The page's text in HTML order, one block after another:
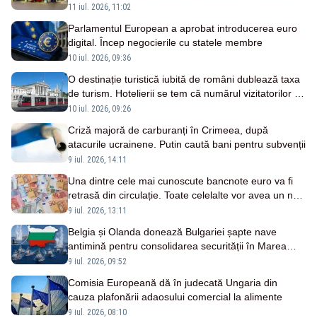
11 iul. 2026, 11:02
Parlamentul European a aprobat introducerea euro
digital. Încep negocierile cu statele membre
10 iul. 2026, 09:36
O destinație turistică iubită de români dublează taxa
de turism. Hotelierii se tem că numărul vizitatorilor va
scădea
10 iul. 2026, 09:26
Criză majoră de carburanți în Crimeea, după
atacurile ucrainene. Putin caută bani pentru subvenții
9 iul. 2026, 14:11
Una dintre cele mai cunoscute bancnote euro va fi
retrasă din circulație. Toate celelalte vor avea un nou
aspect
9 iul. 2026, 13:11
Belgia și Olanda donează Bulgariei șapte nave
antimină pentru consolidarea securității în Marea
Neagră: la cât se ridică investiția
9 iul. 2026, 09:52
Comisia Europeană dă în judecată Ungaria din
cauza plafonării adaosului comercial la alimente
9 iul. 2026, 08:10